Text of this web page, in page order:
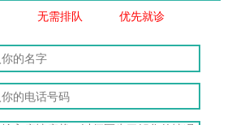
无需排队 优先就诊